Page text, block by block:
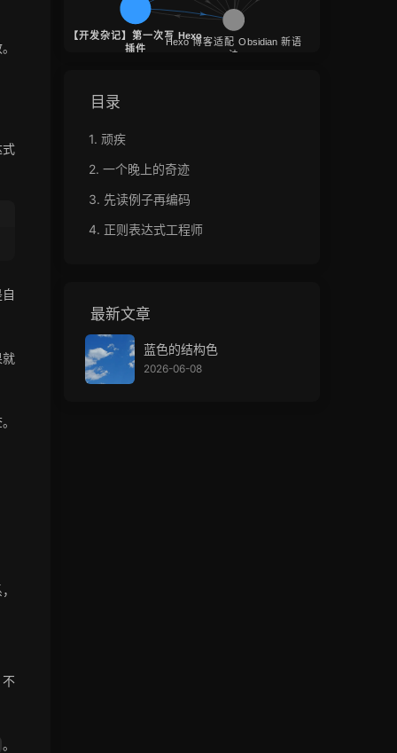
式
。
目录
1. 顽疾
2. 一个晚上的奇迹
3. 先读例子再编码
4. 正则表达式工程师
最新文章
蓝色的结构色
2026-06-08